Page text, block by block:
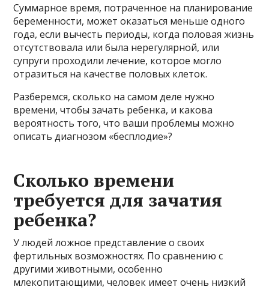
Суммарное время, потраченное на планирование
беременности, может оказаться меньше одного
года, если вычесть периоды, когда половая жизнь
отсутствовала или была нерегулярной, или
супруги проходили лечение, которое могло
отразиться на качестве половых клеток.
Разберемся, сколько на самом деле нужно
времени, чтобы зачать ребенка, и какова
вероятность того, что ваши проблемы можно
описать диагнозом «бесплодие»?
Сколько времени
требуется для зачатия
ребенка?
У людей ложное представление о своих
фертильных возможностях. По сравнению с
другими животными, особенно
млекопитающими, человек имеет очень низкий